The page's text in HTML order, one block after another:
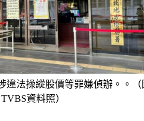
違法操縱股價等罪嫌偵辦。。（
TVBS資料照）